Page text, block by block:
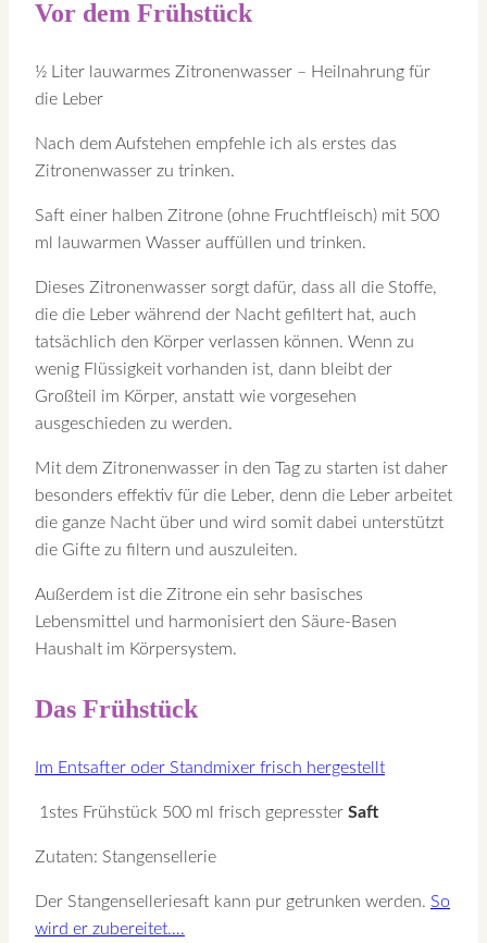
Vor dem Frühstück
½ Liter lauwarmes Zitronenwasser – Heilnahrung für
die Leber
Nach dem Aufstehen empfehle ich als erstes das
Zitronenwasser zu trinken.
Saft einer halben Zitrone (ohne Fruchtfleisch) mit 500
ml lauwarmen Wasser auffüllen und trinken.
Dieses Zitronenwasser sorgt dafür, dass all die Stoffe,
die die Leber während der Nacht gefiltert hat, auch
tatsächlich den Körper verlassen können. Wenn zu
wenig Flüssigkeit vorhanden ist, dann bleibt der
Großteil im Körper, anstatt wie vorgesehen
ausgeschieden zu werden.
Mit dem Zitronenwasser in den Tag zu starten ist daher
besonders effektiv für die Leber, denn die Leber arbeitet
die ganze Nacht über und wird somit dabei unterstützt
die Gifte zu filtern und auszuleiten.
Außerdem ist die Zitrone ein sehr basisches
Lebensmittel und harmonisiert den Säure-Basen
Haushalt im Körpersystem.
Das Frühstück
Im Entsafter oder Standmixer frisch hergestellt
1stes Frühstück 500 ml frisch gepresster Saft
Zutaten: Stangensellerie
Der Stangenselleriesaft kann pur getrunken werden. So
wird er zubereitet….